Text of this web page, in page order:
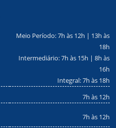
Meio Período: 7h às 12h | 13h às
18h
Intermediário: 7h às 15h | 8h às
16h
Integral: 7h às 18h
7h às 12h
7h às 12h